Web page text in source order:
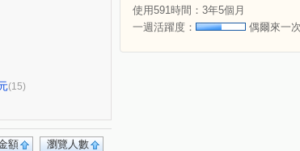
(15)
瀏覽人數
額
使用591時間：3年5個月
一週活躍度：
偶爾來一次